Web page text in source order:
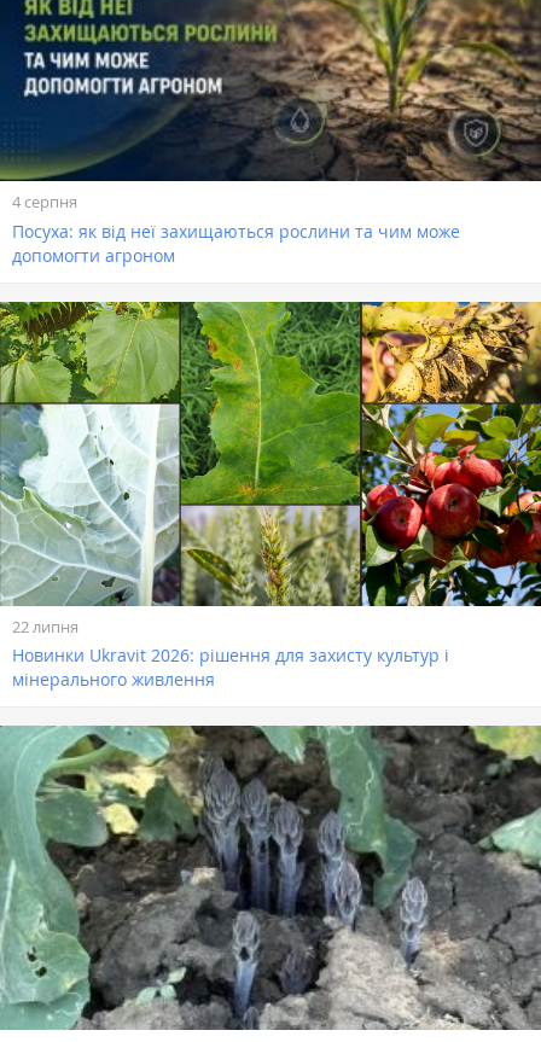
4 серпня
Посуха: як від неї захищаються рослини та чим може
допомогти агроном
22 липня
Новинки Ukravit 2026: рішення для захисту культур і
мінерального живлення